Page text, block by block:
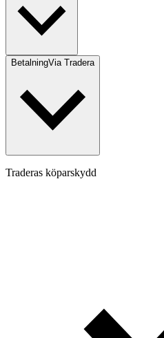
BetalningVia Tradera
Traderas köparskydd